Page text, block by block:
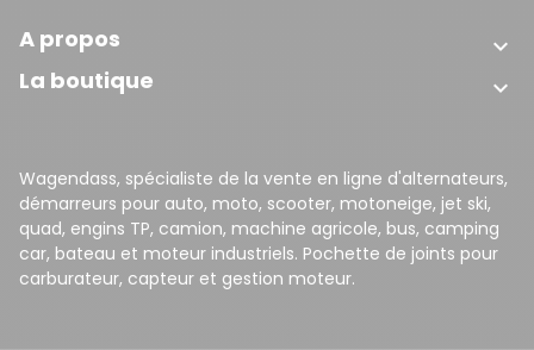
A propos 
La boutique 
Wagendass, spécialiste de la vente en ligne d'alternateurs,
démarreurs pour auto, moto, scooter, motoneige, jet ski,
quad, engins TP, camion, machine agricole, bus, camping
car, bateau et moteur industriels. Pochette de joints pour
carburateur, capteur et gestion moteur.